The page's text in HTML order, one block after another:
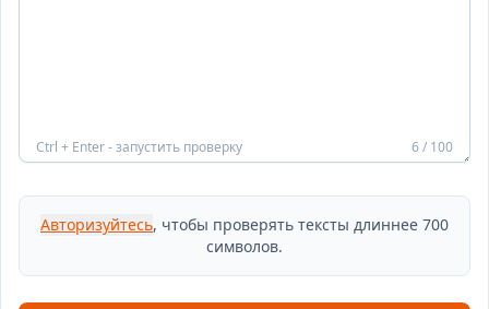
Ctrl + Enter - запустить проверку 6 / 100
Авторизуйтесь, чтобы проверять тексты длиннее 700
символов.